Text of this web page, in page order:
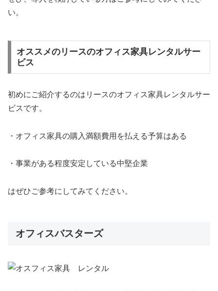
い。
オススメのリースのオフィス家具レンタルサー
ビス
初めにご紹介するのはリースのオフィス家具レンタルサー
ビスです。
・オフィス家具の購入満額費用を払える予算はある
・事業がある程度安定している中堅企業
はぜひご参考にしてみてください。
オフィスバスターズ